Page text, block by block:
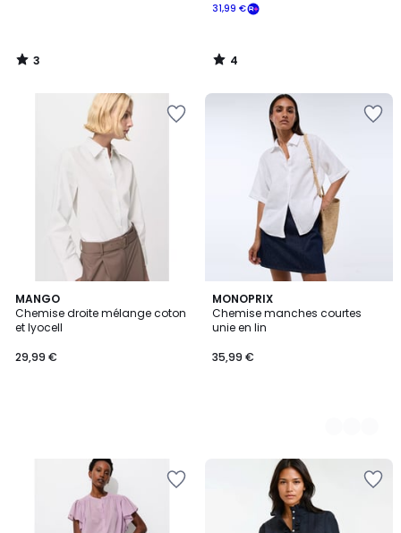
3
/
31,99 €
4
/
MANGO
Chemise droite mélange coton
et lyocell
29,99 €
MONOPRIX
Chemise manches courtes
unie en lin
35,99 €
3
Couleurs